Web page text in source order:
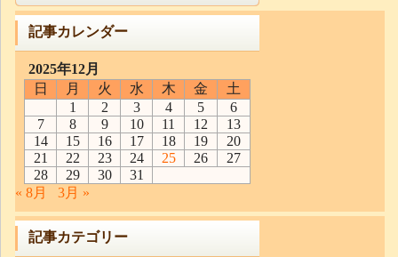
記事カレンダー
2025年12月
日
月 火 水 木 金
土
1
2 3 4 5
6
7
8 9 10 11 12
13
14
15 16 17 18 19
20
21
22 23 24 25 26
27
28
29 30
31
« 8月
3月 »
記事カテゴリー